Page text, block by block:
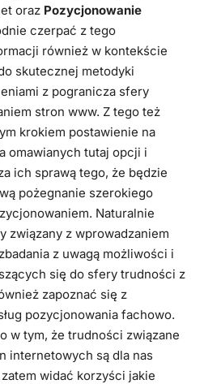
oraz Pozycjonowanie
czerpać z tego
również w kontekście
skutecznej metodyki
z pogranicza sfery
stron www. Z tego też
krokiem postawienie na
omawianych tutaj opcji i
ich sprawą tego, że będzie
pożegnanie szerokiego
Naturalnie
związany z wprowadzaniem
z uwagą możliwości i
się do sfery trudności z
zapoznać się z
pozycjonowania fachowo.
w tym, że trudności związane
internetowych są dla nas
widać korzyści jakie